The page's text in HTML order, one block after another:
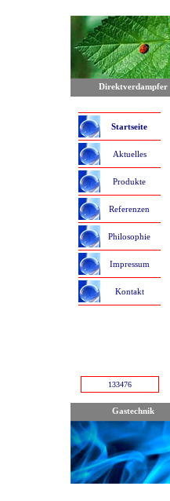
Direktverdampfer
Startseite
Aktuelles
Produkte
Referenzen
Philosophie
Impressum
Kontakt
133476
Gastechnik